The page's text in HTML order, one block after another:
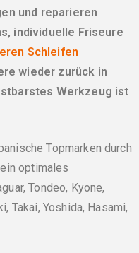
und reparieren
individuelle Friseure
Schleifen
wieder zurück in
Werkzeug ist
Topmarken durch
optimales
Tondeo, Kyone,
Takai, Yoshida, Hasami,